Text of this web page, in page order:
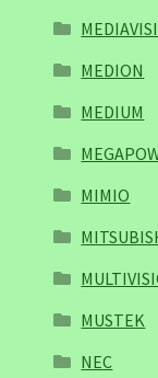
MEDION
MEDIUM
MIMIO
MUSTEK
NEC